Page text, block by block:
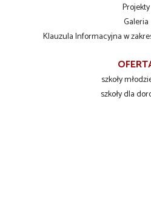
Projekty
Galeria
Klauzula Informacyjna w
szkoły
szkoły dla